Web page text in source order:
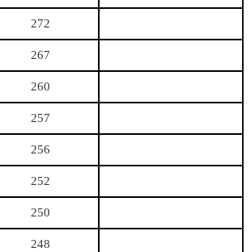
272
267
260
257
256
252
250
248